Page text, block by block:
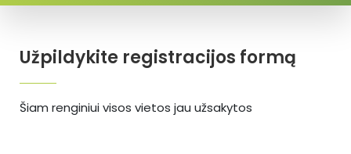
Užpildykite registracijos formą
Šiam renginiui visos vietos jau užsakytos